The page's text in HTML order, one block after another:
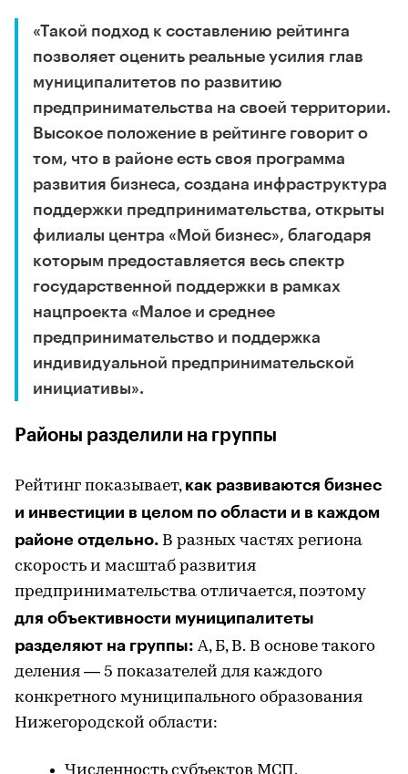
«Такой подход к составлению рейтинга
позволяет оценить реальные усилия глав
муниципалитетов по развитию
предпринимательства на своей территории.
Высокое положение в рейтинге говорит о
том, что в районе есть своя программа
развития бизнеса, создана инфраструктура
поддержки предпринимательства, открыты
филиалы центра «Мой бизнес», благодаря
которым предоставляется весь спектр
государственной поддержки в рамках
нацпроекта «Малое и среднее
предпринимательство и поддержка
индивидуальной предпринимательской
инициативы».
Районы разделили на группы
Рейтинг показывает, как развиваются бизнес
и инвестиции в целом по области и в каждом
районе отдельно. В разных частях региона
скорость и масштаб развития
предпринимательства отличается, поэтому
для объективности муниципалитеты
разделяют на группы: А, Б, В. В основе такого
деления — 5 показателей для каждого
конкретного муниципального образования
Нижегородской области: